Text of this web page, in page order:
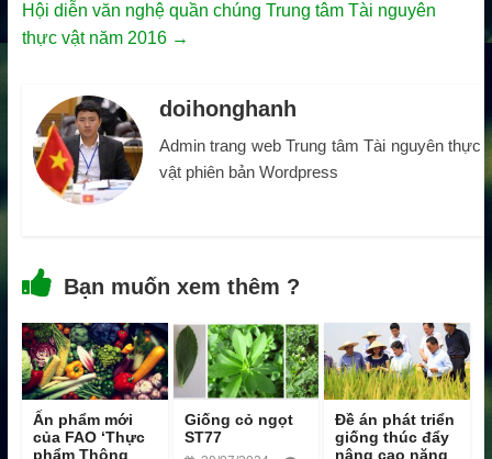
Hội diễn văn nghệ quần chúng Trung tâm Tài nguyên
thực vật năm 2016 →
doihonghanh
Admin trang web Trung tâm Tài nguyên thực
vật phiên bản Wordpress
Bạn muốn xem thêm ?
Ấn phẩm mới
của FAO ‘Thực
phẩm Thông
Giống cỏ ngọt
ST77
Đề án phát triển
giống thúc đẩy
nâng cao năng